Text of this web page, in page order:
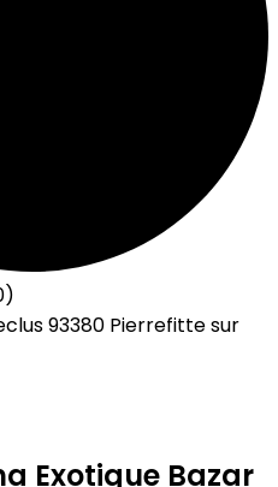
93380 Pierrefitte sur
Exotique Bazar